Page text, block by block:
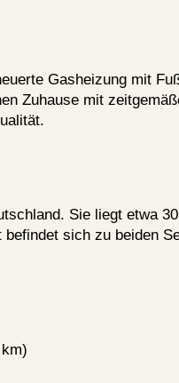
Gasheizung mit
Zuhause mit
Sie liegt etwa
sich zu beiden